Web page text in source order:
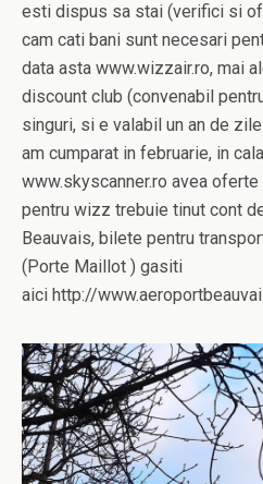
esti dispus sa stai (verifici si
cam cati bani sunt necesari
data asta www.wizzair.ro, mai
discount club (convenabil
singuri, si e valabil un an de
am cumparat in februarie, in
www.skyscanner.ro avea
pentru wizz trebuie tinut cont
Beauvais, bilete pentru
(Porte Maillot ) gasiti
aici http://